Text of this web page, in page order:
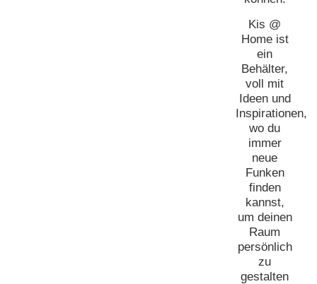
Kis @
Home ist
ein
Behälter,
voll mit
Ideen und
Inspirationen,
wo du
immer
neue
Funken
finden
kannst,
um deinen
Raum
persönlich
zu
gestalten